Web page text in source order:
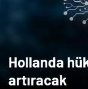
Hollanda
artıracak